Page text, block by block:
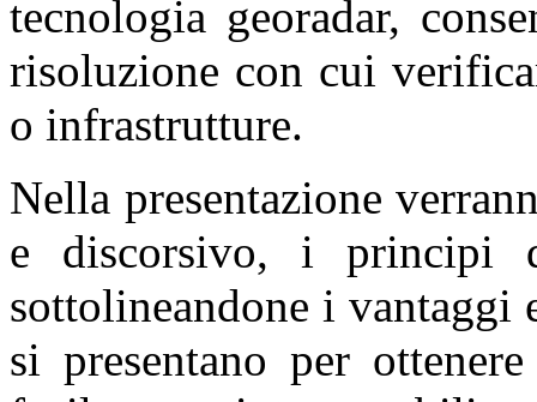
tecnologia georadar,
risoluzione con cui
o infrastrutture.
Nella presentazione
e discorsivo, i principi
sottolineandone i vantaggi
si presentano per